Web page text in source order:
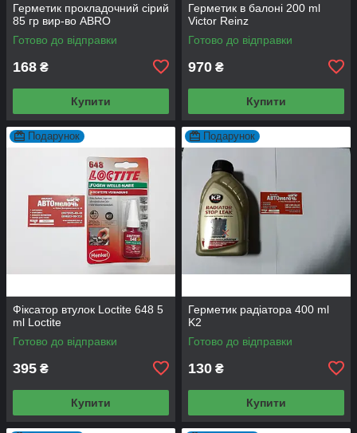
Герметик прокладочний сірий
85 гр вир-во ABRO
Готово до відправки
168 ₴
Купити
Герметик в балоні 200 ml
Victor Reinz
Готово до відправки
970 ₴
Купити
Подарунок
Фіксатор втулок Loctite 648 5
ml Loctite
Готово до відправки
395 ₴
Купити
Подарунок
Герметик радіатора 400 ml
K2
Готово до відправки
130 ₴
Купити